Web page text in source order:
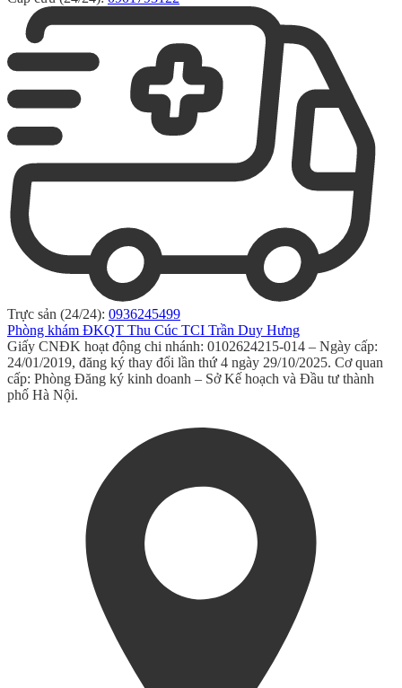
Trực sản (24/24): 0936245499
Phòng khám ĐKQT Thu Cúc TCI Trần Duy Hưng
Giấy CNĐK hoạt động chi nhánh: 0102624215-014 – Ngày cấp:
24/01/2019, đăng ký thay đổi lần thứ 4 ngày 29/10/2025. Cơ quan
cấp: Phòng Đăng ký kinh doanh – Sở Kế hoạch và Đầu tư thành
phố Hà Nội.